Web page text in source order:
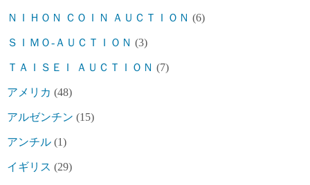
ＮＩＨＯＮ ＣＯＩＮ ＡＵＣＴＩＯＮ (6)
ＳＩＭＯ-ＡＵＣＴＩＯＮ (3)
ＴＡＩＳＥＩ ＡＵＣＴＩＯＮ (7)
アメリカ (48)
アルゼンチン (15)
アンチル (1)
イギリス (29)